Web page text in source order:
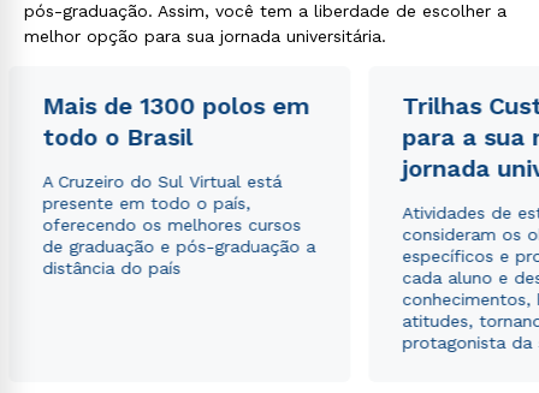
pós-graduação. Assim, você tem a liberdade de escolher a
melhor opção para sua jornada universitária.
Mais de 1300 polos em
todo o Brasil
A Cruzeiro do Sul Virtual está
presente em todo o país,
oferecendo os melhores cursos
de graduação e pós-graduação a
distância do país
Trilhas
para a sua
jornada
Atividades de
consideram os
específicos e
cada aluno e
conhecimentos,
atitudes,
protagonista da